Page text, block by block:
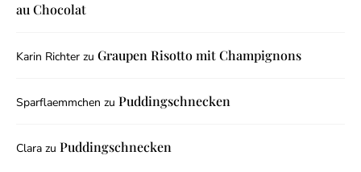
au Chocolat
Karin Richter zu Graupen Risotto mit Champignons
Sparflaemmchen zu Puddingschnecken
Clara zu Puddingschnecken